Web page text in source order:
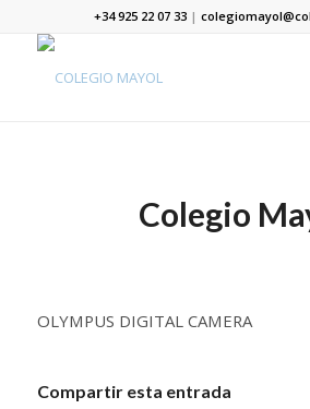
+34 925 22 07 33 |
Colegio
OLYMPUS DIGITAL CAMERA
Compartir esta entrada